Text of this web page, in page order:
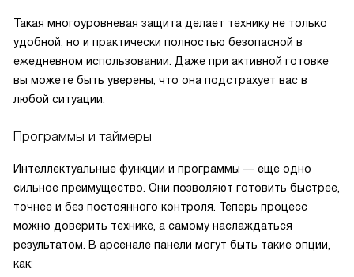
Такая многоуровневая защита делает технику не только
удобной, но и практически полностью безопасной в
ежедневном использовании. Даже при активной готовке
вы можете быть уверены, что она подстрахует вас в
любой ситуации.
Программы и таймеры
Интеллектуальные функции и программы — еще одно
сильное преимущество. Они позволяют готовить быстрее,
точнее и без постоянного контроля. Теперь процесс
можно доверить технике, а самому наслаждаться
результатом. В арсенале панели могут быть такие опции,
как: